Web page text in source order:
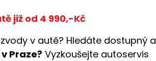
již od 4 990,-Kč
v autě? Hledáte dostupný a
Praze? Vyzkoušejte autoservis